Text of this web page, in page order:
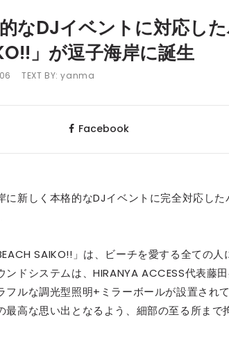
なDJイベントに対応し
」が逗子海岸に誕生
TEXT BY:yanma
Facebook
に新しく本格的なDJイベントに完全対応し
SAIKO!!」は、ビーチを愛する全ての
ンドシステムは、HIRANYA ACCESS代表藤
フルな調光型照明+ミラーボールが設置され
最高な思い出となるよう、細部の至る所まで